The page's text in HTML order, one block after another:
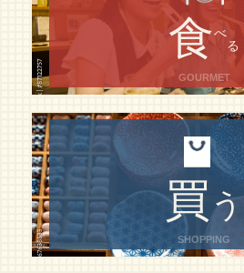
食べ
る
GOURMET
買う
SHOPPING